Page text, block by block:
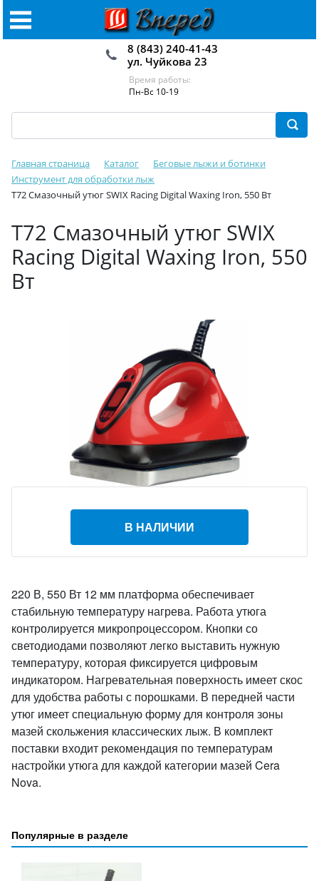
8 (843) 240-41-43
ул. Чуйкова 23
Время работы:
Пн-Вс 10-19
Главная страница Каталог
Беговые лыжи и ботинки
Инструмент для обработки лыж
T72 Смазочный утюг SWIX Racing Digital Waxing Iron, 550 Вт
T72 Смазочный утюг SWIX
Racing Digital Waxing Iron, 550
Вт
В НАЛИЧИИ
220 В, 550 Вт 12 мм платформа обеспечивает
стабильную температуру нагрева. Работа утюга
контролируется микропроцессором. Кнопки со
светодиодами позволяют легко выставить нужную
температуру, которая фиксируется цифровым
индикатором. Нагревательная поверхность имеет скос
для удобства работы с порошками. В передней части
утюг имеет специальную форму для контроля зоны
мазей скольжения классических лыж. В комплект
поставки входит рекомендация по температурам
настройки утюга для каждой категории мазей Cera
Nova.
Популярные в разделе